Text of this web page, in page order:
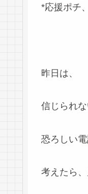
*応援ポチ
昨日は、
信じられな
恐ろしい
考えたら、